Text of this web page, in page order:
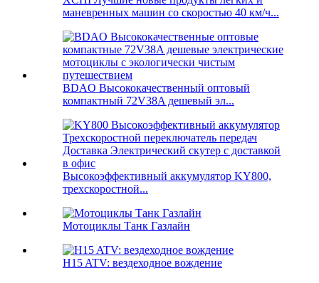
маневренных машин со скоростью 40 км/ч...
BDAO Высококачественный оптовый
компактный 72V38A дешевый эл...
Высокоэффективный аккумулятор KY800,
трехскоростной...
Мотоциклы Танк Газлайн
H15 ATV: вездеходное вождение